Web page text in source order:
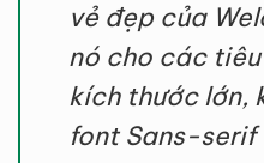
vẻ đẹp của
nó cho các
kích thước lớn,
font Sans-serif